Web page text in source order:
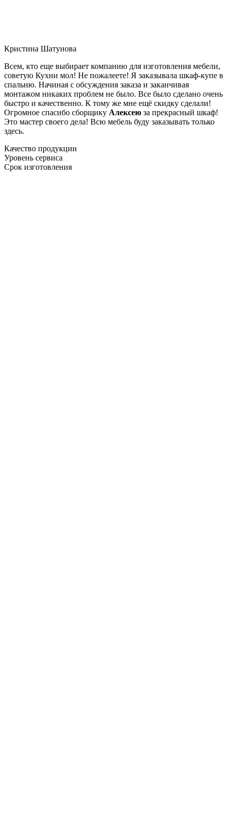
Кристина Шатунова
Всем, кто еще выбирает компанию для изготовления мебели,
советую Кухни мол! Не пожалеете! Я заказывала шкаф-купе в
спальню. Начиная с обсуждения заказа и заканчивая
монтажом никаких проблем не было. Все было сделано очень
быстро и качественно. К тому же мне ещё скидку сделали!
Огромное спасибо сборщику Алексею за прекрасный шкаф!
Это мастер своего дела! Всю мебель буду заказывать только
здесь.
Качество продукции
Уровень сервиса
Срок изготовления